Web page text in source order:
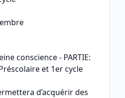
conscience - PARTIE:
et 1er cycle
d’acquérir des